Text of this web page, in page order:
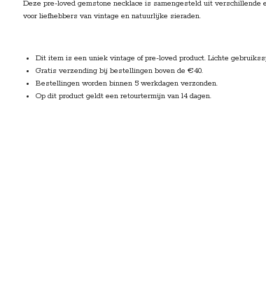
Deze pre-loved gemstone necklace is samengesteld uit verschillende
voor liefhebbers van vintage en natuurlijke sieraden.
Dit item is een uniek vintage of pre-loved product. Lichte
Gratis verzending bij bestellingen boven de €40.
Bestellingen worden binnen 5 werkdagen verzonden.
Op dit product geldt een retourtermijn van 14 dagen.